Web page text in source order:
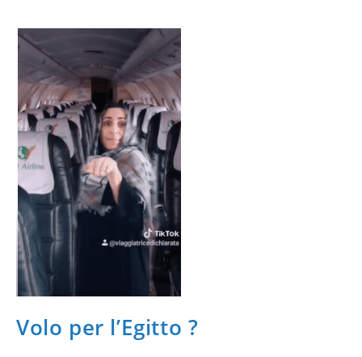
Volo per l’Egitto ?